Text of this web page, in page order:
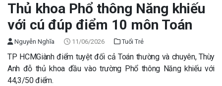
Thủ khoa Phổ thông Năng khiếu
với cú đúp điểm 10 môn Toán
Nguyễn Nghĩa 11/06/2026 Tuổi Trẻ
TP HCMGiành điểm tuyệt đối cả Toán thường và chuyên, Thùy
Anh đỗ thủ khoa đầu vào trường Phổ thông Năng khiếu với
44,3/50 điểm.